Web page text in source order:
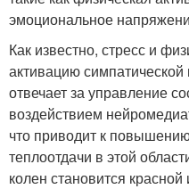
эмоциональное
Как известно, стресс и
активацию
отвечает за управление
воздействием
что приводит к
теплоотдачи в этой
колен становится красной